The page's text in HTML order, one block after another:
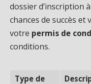
dossier d’inscription
chances de succès
votre permis de
conditions.
Type de